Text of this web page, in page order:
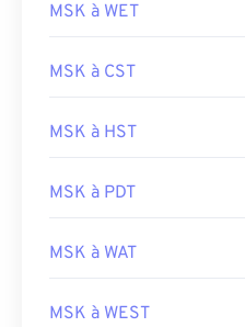
MSK à WET
MSK à CST
MSK à HST
MSK à PDT
MSK à WAT
MSK à WEST